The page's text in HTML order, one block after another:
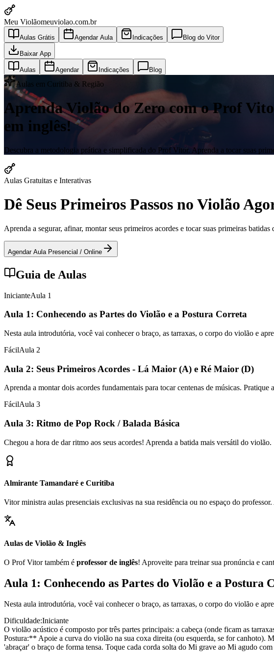
Meu Violãomeuviolao.com.br
Aulas Grátis Agendar Aula Indicações Blog do Vitor
Baixar App
Aulas Agendar Indicações Blog
Aulas em Curitiba & Região
Aprenda Violão do Zero com o Prof
em inglês!
Descubra a metodologia prática e simplificada do Prof Vitor. Aprenda a tocar suas
Aulas Gratuitas e Interativas
Dê Seus Primeiros Passos no Violão
Aprenda a segurar, afinar, montar seus primeiros acordes e tocar suas primeiras
Agendar Aula Presencial / Online
Guia de Aulas
InicianteAula 1
Aula 1: Conhecendo as Partes do Violão e a Postura Correta
Nesta aula introdutória, você vai conhecer o braço, as tarraxas, o corpo do violão e
FácilAula 2
Aula 2: Seus Primeiros Acordes - Lá Maior (A) e Ré Maior (D)
Aprenda a montar dois acordes fundamentais para tocar centenas de músicas. Pratique
FácilAula 3
Aula 3: Ritmo de Pop Rock / Balada Básica
Chegou a hora de dar ritmo aos seus acordes! Aprenda a batida mais versátil do violão.
Almirante Tamandaré e Curitiba
Vitor ministra aulas presenciais exclusivas na sua residência ou no espaço do
Aulas de Violão & Inglês
O Prof Vitor também é professor de inglês! Aproveite para treinar sua pronúncia e
Aula 1: Conhecendo as Partes do Violão e a Postura
Nesta aula introdutória, você vai conhecer o braço, as tarraxas, o corpo do violão e
Dificuldade:Iniciante
O violão acústico é composto por três partes principais: a cabeça (onde ficam as
Postura:** Apoie a curva do violão na sua coxa direita (ou esquerda, se for canhoto).
'abraçar' o braço de forma tensa. Toque cada corda solta do Mi grave ao Mi agudo